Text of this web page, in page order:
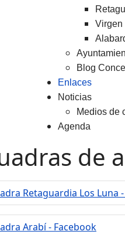
Virgen
Blog
Enlaces
Noticias
Medios de
Agenda
de
Retaguardia Los Luna
Arabí - Facebook